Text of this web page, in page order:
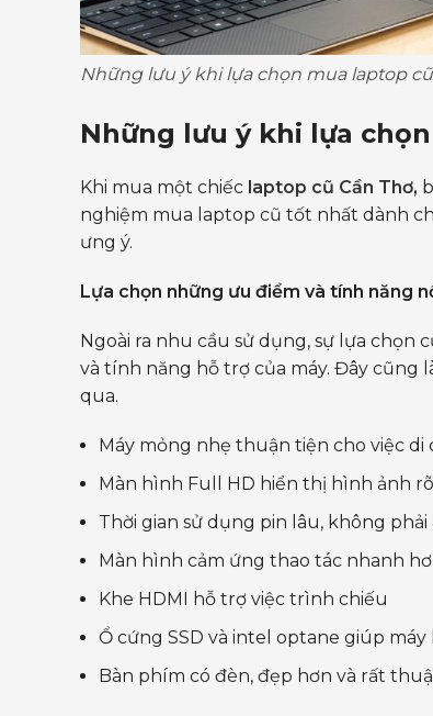
Những lưu ý khi lựa chọn mua laptop
Những lưu ý khi lựa
Khi mua một chiếc laptop cũ Cần Thơ,
nghiệm mua laptop cũ tốt nhất dành
ưng ý.
Lựa chọn những ưu điểm và tính năng
Ngoài ra nhu cầu sử dụng, sự lựa chọn
và tính năng hỗ trợ của máy. Đây
qua.
Máy mỏng nhẹ thuận tiện cho việc
Màn hình Full HD hiển thị hình ảnh
Thời gian sử dụng pin lâu, không
Màn hình cảm ứng thao tác nhanh
Khe HDMI hỗ trợ việc trình chiếu
Ổ cứng SSD và intel optane giúp
Bàn phím có đèn, đẹp hơn và rất